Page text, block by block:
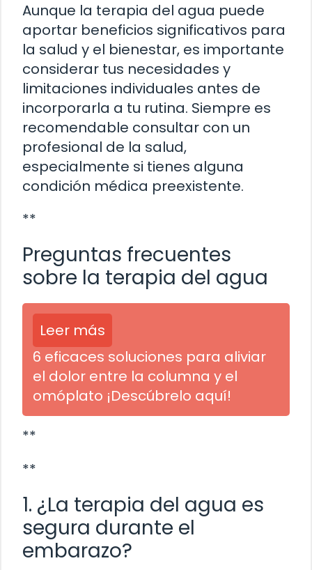
Aunque la terapia del agua puede
aportar beneficios significativos para
la salud y el bienestar, es importante
considerar tus necesidades y
limitaciones individuales antes de
incorporarla a tu rutina. Siempre es
recomendable consultar con un
profesional de la salud,
especialmente si tienes alguna
condición médica preexistente.
**
Preguntas frecuentes
sobre la terapia del agua
Leer más
6 eficaces soluciones para aliviar
el dolor entre la columna y el
omóplato ¡Descúbrelo aquí!
**
**
1. ¿La terapia del agua es
segura durante el
embarazo?